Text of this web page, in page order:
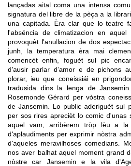
lançadas aital coma una intensa
signatura del libre de la pèça a la
una capitada. Èra clar que lo teatre
l'abséncia de climatizacion en
provoquèt l'anullacion de dos
junh, la temperatura èra mai
comencèt enfin, foguèt sul pic
d'ausir parlar d'amor e de pichons
plorar, ieu que coneissiái en
tradusida dins la lenga de
Rosemonde Gérard per vòstra
de Jansemin. Lo public aderiguèt sul
per sos rires aprecièt lo comic d'unas
aquel vam, arribèrem tròp lèu a
d'aplaudiments per exprimir nòstra
d'aqueles meravilhoses comedians.
nos aver balhat aquel moment grand
nòstre car Jansemin e la vila